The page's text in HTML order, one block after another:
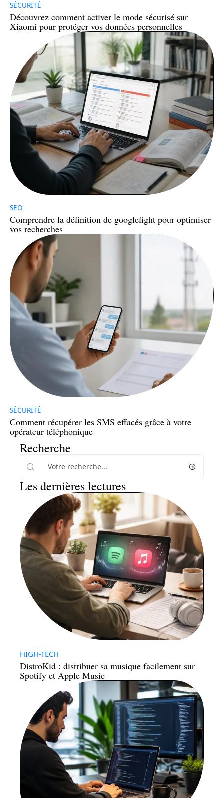
SÉCURITÉ
Découvrez comment activer le mode sécurisé sur
Xiaomi pour protéger vos données personnelles
SEO
Comprendre la définition de googlefight pour optimiser
vos recherches
SÉCURITÉ
Comment récupérer les SMS effacés grâce à votre
opérateur téléphonique
Recherche
Les dernières lectures
HIGH-TECH
DistroKid : distribuer sa musique facilement sur
Spotify et Apple Music